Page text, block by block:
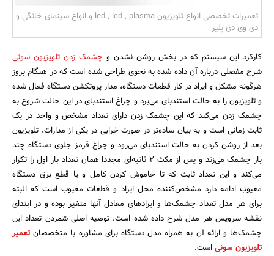
تعمیرات تخصصی انواع تلویزیون led , lcd , plasma و انواع سینمای خانگی و
دی وی دی پلیر
کارکرد این سیستم که در بخش روشن نشدن و چشمک زدن تلویزیون سونی
شرح مفصلی درباره آن داده شده به نحوی طراحی شده است که در هنگام بروز
هرگونه مشکل و ایراد در کار قطعات دستگاه، مدار پروتکشن دستگاه فعال شده
و تلویزیون را به حالت استندبای می‌برد و چراغ استندبای در این حالت شروع به
چشمک زدن می‌کند که این چشمک زدن دارای تعداد مشخص و واحد در یک
ثابت زمانی است و به بیان ساده‌تر در صورت خرابی در یکی از مدارات، تلویزیون
بعد از روشن کردن به حالت استندبای می‌رود و چراغ قرمز جلوی دستگاه چند
بار چشمک می‌زند و پس از مکث 2 ثانیه‌ای مجددا همان تعداد بار اول را تکرار
می‌کند و این تعداد ثابت که تا خاموش کردن کامل و یا قطع برق دستگاه
معیوب ادامه دارد مشخص‌کننده محل ایراد و قطعات معیوب است که البته
برای هر مدل تعداد چشمک‌ها و ایرادهای معادل آنها متغیر بوده و در ابتدای
نقشه سرویس هر مدل شرح داده شده است. توصیه اصلی شمردن تعداد این
چشمک‌ها و ارائه آن به همراه مدل دستگاه برای مشاوره با متخصصان تعمیر
تلویزیون سونیاست.